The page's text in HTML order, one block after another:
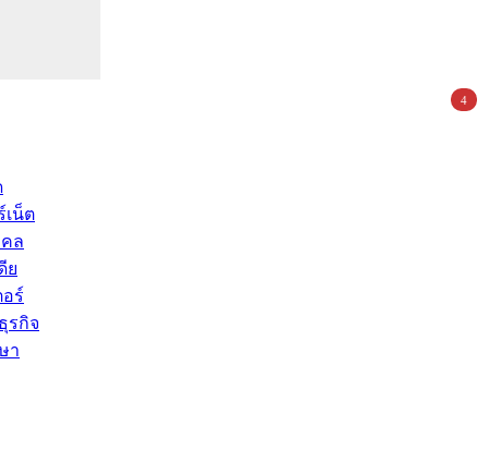
เน็ต
ล
ย
อร์
รกิจ
า
4